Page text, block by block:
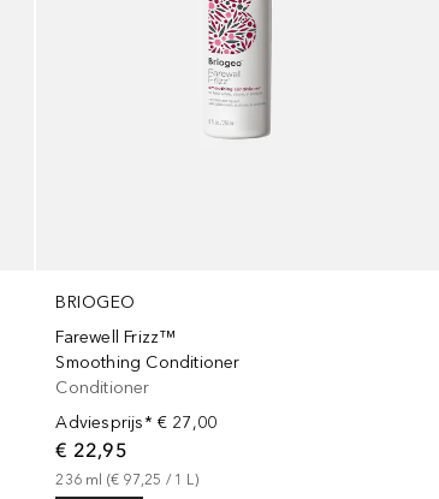
BRIOGEO
Farewell Frizz™
Smoothing Conditioner
Conditioner
Adviesprijs* € 27,00
€ 22,95
236 ml (€ 97,25 / 1 L)